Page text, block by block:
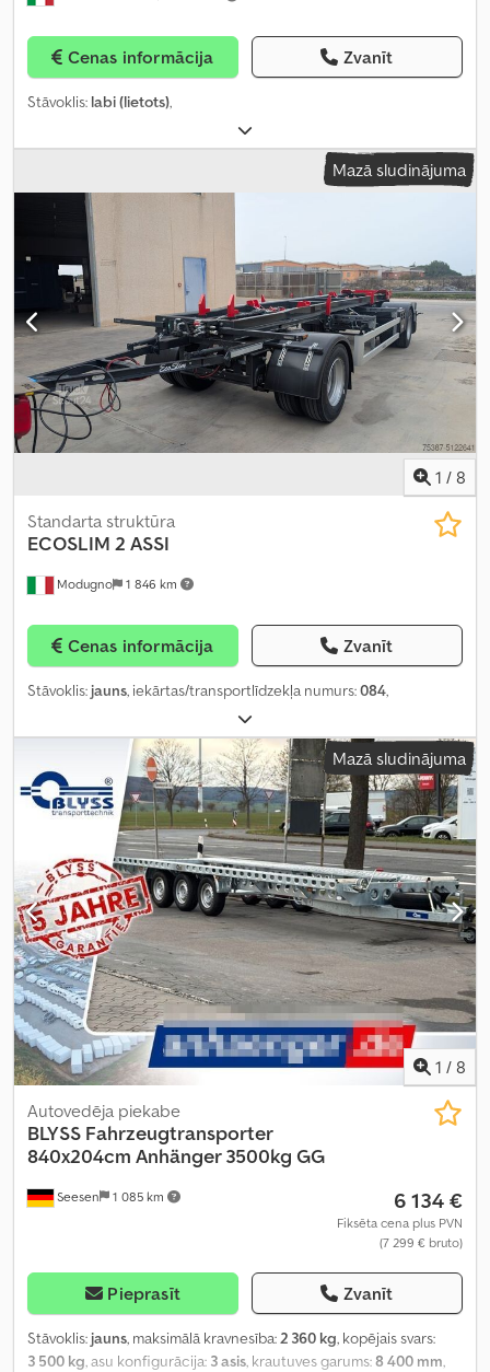
Cenas informācija Zvanīt
Stāvoklis: labi (lietots),
Mazā sludinājuma
1 / 8
Modugno 1 846 km
Standarta struktūra
ECOSLIM 2 ASSI
Cenas informācija Zvanīt
Stāvoklis: jauns, iekārtas/transportlīdzekļa numurs:084,
Mazā sludinājuma
1 / 8
Seesen 1 085 km
Autovedēja piekabe
BLYSS Fahrzeugtransporter
840x204cm Anhänger 3500kg GG
6 134 €
Fiksēta cena plus PVN
(7 299 € bruto)
Pieprasīt Zvanīt
Stāvoklis: jauns, maksimālā kravnesība:2 360 kg, kopējais svars:
3 500 kg, asu konfigurācija: 3 asis, krautuves garums:8 400 mm,